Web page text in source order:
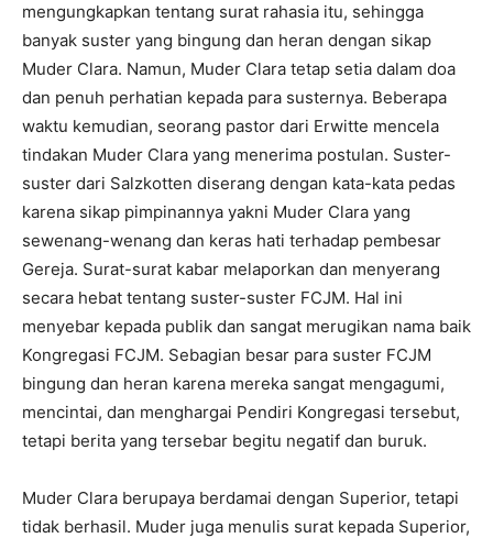
mengungkapkan tentang surat rahasia itu, sehingga
banyak suster yang bingung dan heran dengan sikap
Muder Clara. Namun, Muder Clara tetap setia dalam doa
dan penuh perhatian kepada para susternya. Beberapa
waktu kemudian, seorang pastor dari Erwitte mencela
tindakan Muder Clara yang menerima postulan. Suster-
suster dari Salzkotten diserang dengan kata-kata pedas
karena sikap pimpinannya yakni Muder Clara yang
sewenang-wenang dan keras hati terhadap pembesar
Gereja. Surat-surat kabar melaporkan dan menyerang
secara hebat tentang suster-suster FCJM. Hal ini
menyebar kepada publik dan sangat merugikan nama baik
Kongregasi FCJM. Sebagian besar para suster FCJM
bingung dan heran karena mereka sangat mengagumi,
mencintai, dan menghargai Pendiri Kongregasi tersebut,
tetapi berita yang tersebar begitu negatif dan buruk.
Muder Clara berupaya berdamai dengan Superior, tetapi
tidak berhasil. Muder juga menulis surat kepada Superior,